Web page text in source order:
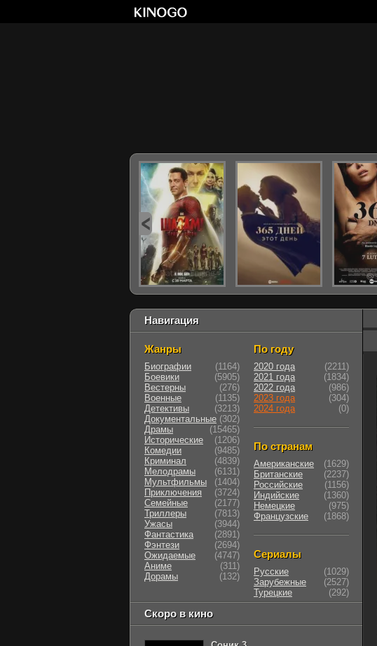
Навигация
Жанры
Биографии
(1164)
Боевики
(5905)
Вестерны
(276)
Военные
(1135)
Детективы
(3213)
Документальные (302)
Драмы
(15465)
Исторические
(1206)
Комедии
(9485)
Криминал
(4839)
Мелодрамы
(6131)
Мультфильмы
(1404)
Приключения
(3724)
Семейные
(2177)
Триллеры
(7813)
Ужасы
(3944)
Фантастика
(2891)
Фэнтези
(2694)
Ожидаемые
(4747)
Аниме
(311)
Дорамы
(132)
По году
2020 года
(2211)
2021 года
(1834)
2022 года
(986)
2023 года
(304)
2024 года
(0)
По странам
Американские
(1629)
Британские
(2237)
Российские
(1156)
Индийские
(1360)
Немецкие
(975)
Французские
(1868)
Сериалы
Русские
(1029)
Зарубежные
(2527)
Турецкие
(292)
Скоро в кино